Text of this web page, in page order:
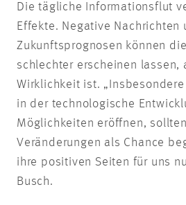
Die tägliche Informationsflut
Effekte. Negative Nachrichten
Zukunftsprognosen können
schlechter erscheinen lassen,
Wirklichkeit ist.
in der technologische
Möglichkeiten eröffnen,
Veränderungen als Chance
ihre positiven Seiten für uns
Busch.